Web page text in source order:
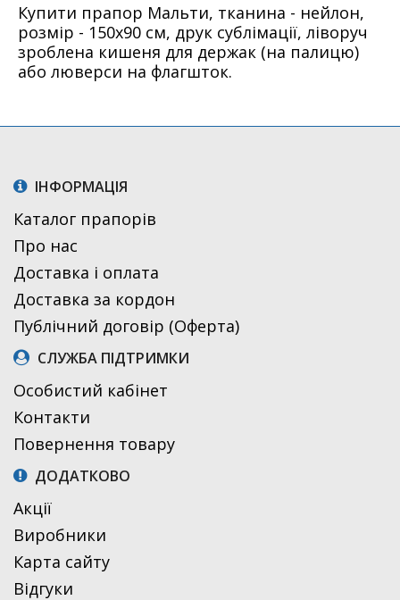
Купити прапор Мальти, тканина - нейлон,
розмір - 150х90 см, друк сублімації, ліворуч
зроблена кишеня для держак (на палицю)
або люверси на флагшток.
ІНФОРМАЦІЯ
Каталог прапорів
Про нас
Доставка і оплата
Доставка за кордон
Публічний договір (Оферта)
СЛУЖБА ПІДТРИМКИ
Особистий кабінет
Контакти
Повернення товару
ДОДАТКОВО
Акції
Виробники
Карта сайту
Відгуки